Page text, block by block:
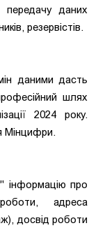
даних
резервістів.
даними дасть
шлях
2024 року.
Мінцифри.
інформацію про
адреса
досвід роботи